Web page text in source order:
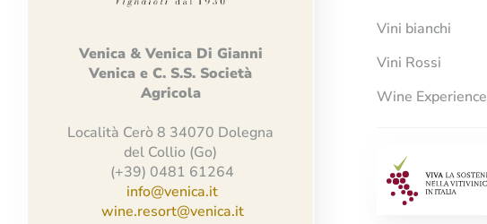
Venica &Venica Di Gianni
VenicaeC. S.S. Società
Agricola
Località Cerò 8 34070 Dolegna
del Collio (Go)
(+39) 0481 61264
info@venica.it
wine.resort@venica.it
Vini bianchi
Vini Rossi
Wine Experience